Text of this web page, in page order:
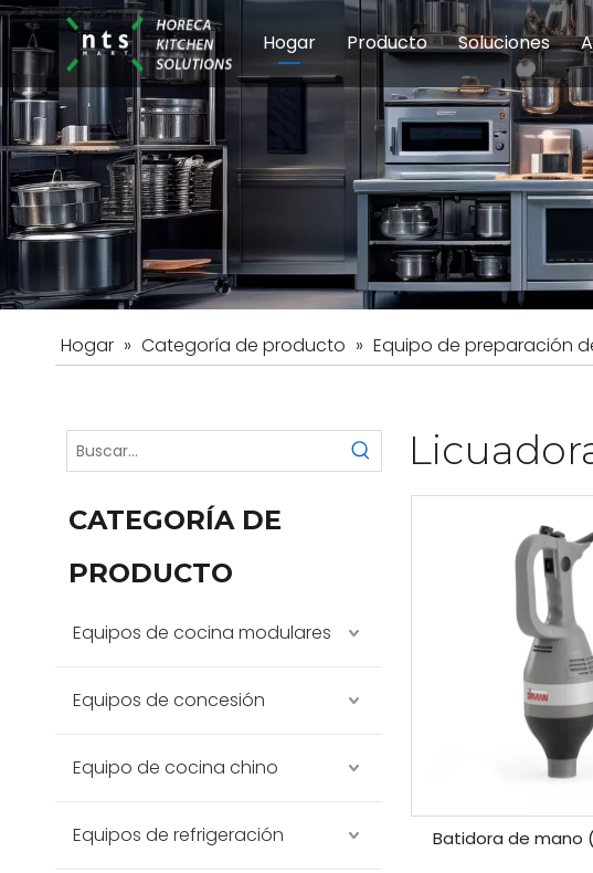
Hogar Producto
Equipos de cocina
Soluciones
Escuelas y
Hoteles
Hogar » Categoría de producto » Equipo de preparación
CATEGORÍA DE
PRODUCTO
Equipos de cocina modulares
Equipos de concesión
Equipo de cocina chino
Equipos de refrigeración Batidora de mano